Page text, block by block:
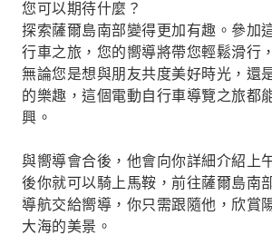
您可以期待什麼？
探索薩爾島南部變得更加有趣。參加
行車之旅，您的嚮導將帶您輕鬆滑行
無論您是想與朋友共度美好時光，還
的樂趣，這個電動自行車導覽之旅都
興。
與嚮導會合後，他會向你詳細介紹上
後你就可以騎上馬鞍，前往薩爾島南
導航交給嚮導，你只需跟隨他，欣賞
大海的美景。